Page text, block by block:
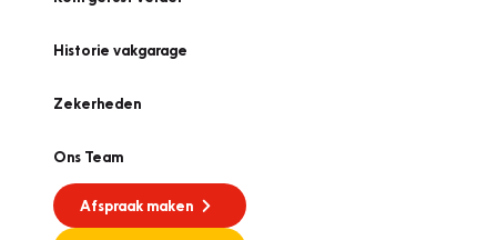
Historie vakgarage
Zekerheden
Ons Team
Afspraak maken